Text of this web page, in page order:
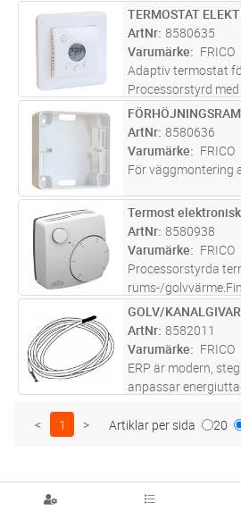
kräver IP44.
interngivare.
ST Lägg i
TERMOSTAT
ArtNr 8580635
Varumärke
FRICO
Adaptiv termostat
Processorstyrd
Förinställda
kontorsmiljö. Flera
ingår såsom
mer
ST Lägg i
FÖRHÖJNINGSRAM
ArtNr 8580636
Varumärke
FRICO
För väggmontering
ST Lägg i
Termost
ArtNr 8580938
Varumärke
FRICO
Processorstyrda
rums-/
vred och digital
vred finns även med
V.On/off styrning
mer
ST Lägg i
GOLV/
ArtNr 8582011
Varumärke
FRICO
ERP är modern,
anpassar
Regulatorn ansluts i
< 1 > Artiklar per sida 20